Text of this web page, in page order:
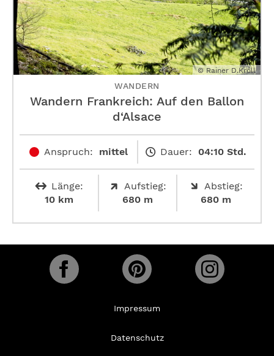
© Rainer D.Kröll
WANDERN
Wandern Frankreich: Auf den Ballon
d‘Alsace
Anspruch: mittel Dauer: 04:10 Std.
Länge:
10 km
Aufstieg:
680 m
Abstieg:
680 m
Impressum
Datenschutz